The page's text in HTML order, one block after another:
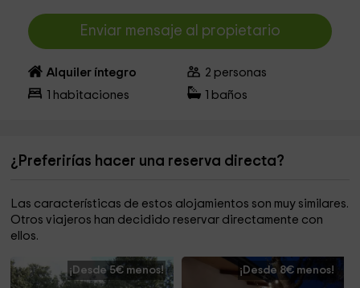
Enviar mensaje al propietario
Alquiler íntegro 2 personas
habitaciones baños
¿Preferirías hacer una reserva directa?
Las características de estos alojamientos son muy similares.
Otros viajeros han decidido reservar directamente con
ellos.
¡Desde 5€ menos! ¡Desde 8€ menos!